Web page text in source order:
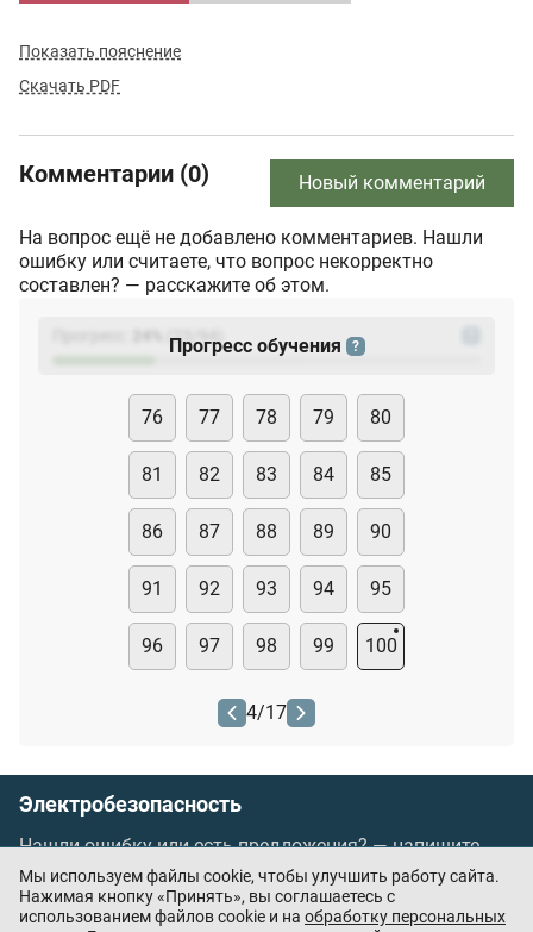
Показать пояснение
Скачать PDF
Комментарии (0) Новый комментарий
На вопрос ещё не добавлено комментариев. Нашли
ошибку или считаете, что вопрос некорректно
составлен? — расскажите об этом.
(23
Прогресс обучения ?
76 77 78 79 80
81 82 83 84 85
86 87 88 89 90
91 92 93 94 95
96 97 98 99 100
4/17
Электробезопасность
Нашли ошибку или есть предложения? —напишите
нам
Порядок проведения оплаты по банковским
картам/Цены/Оферта
Мы используем файлы cookie, чтобы улучшить работу сайта.
Нажимая кнопку «Принять», вы соглашаетесь с
использованием файлов cookie и на обработку персональных